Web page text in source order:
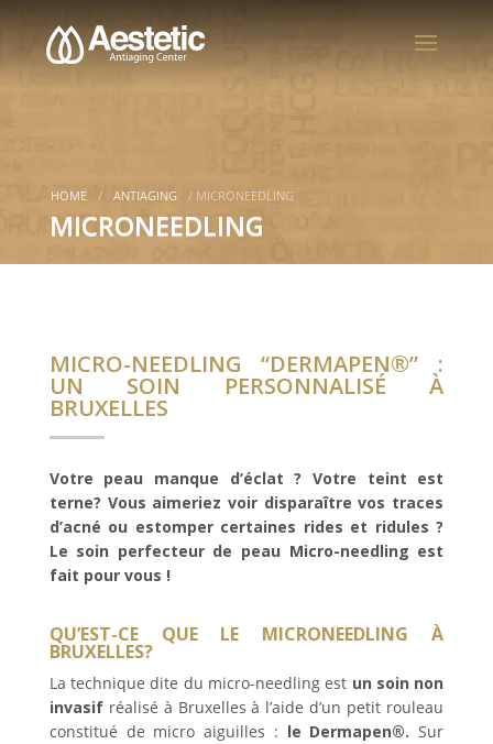
HOME / ANTIAGING / MICRONEEDLING
MICRONEEDLING
MICRO-NEEDLING “DERMAPEN®” :
UN SOIN PERSONNALISÉ À
BRUXELLES
Votre peau manque d’éclat ? Votre teint est
terne? Vous aimeriez voir disparaître vos traces
d’acné ou estomper certaines rides et ridules ?
Le soin perfecteur de peau Micro-needling est
fait pour vous !
QU’EST-CE QUE LE MICRONEEDLING À
BRUXELLES?
La technique dite du micro-needling est un soin non
invasifréalisé à Bruxelles à l’aide d’un petit rouleau
constitué de micro aiguilles : le Dermapen®. Sur